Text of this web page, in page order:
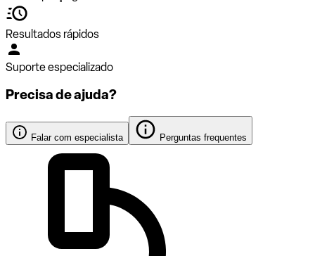
Resultados rápidos
Suporte especializado
Precisa de ajuda?
Falar com especialista Perguntas frequentes